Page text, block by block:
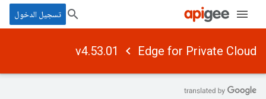
تسجيل الدخول
Edge for Private Cloud
v4.53.01